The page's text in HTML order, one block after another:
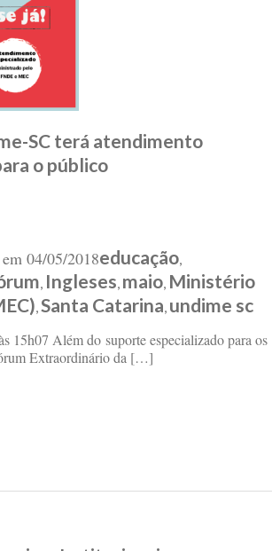
SC terá atendimento
o público
04/05/2018educação,
, Ingleses, maio, Ministério
,Santa Catarina, undime sc
15h07 Além do suporte especializado para os
Extraordinário da […]